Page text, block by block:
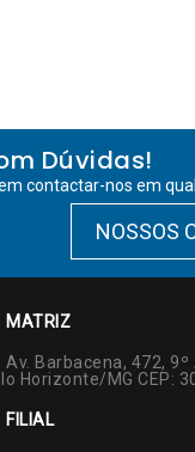
Dúvidas!
contactar-nos em
NOSSOS
MATRIZ
Av. Barbacena, 472,
Horizonte/MG CEP:
FILIAL